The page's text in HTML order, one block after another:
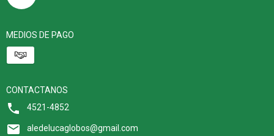
MEDIOS DE PAGO
CONTACTANOS
4521-4852
aledelucaglobos@gmail.com